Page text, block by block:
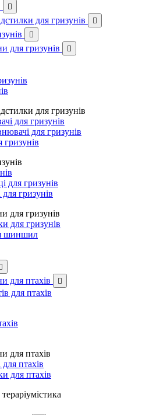

для гризунів 

для гризунів 
для гризунів
для гризунів
для гризунів
гризунів
для гризунів
гризунів
для гризунів
для гризунів
шиншил

для птахів 
для птахів
для птахів
птахів
для птахів